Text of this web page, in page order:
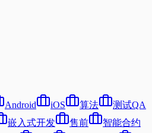
Android iOS 算法
测试QA
嵌入式开发 售前
智能合约